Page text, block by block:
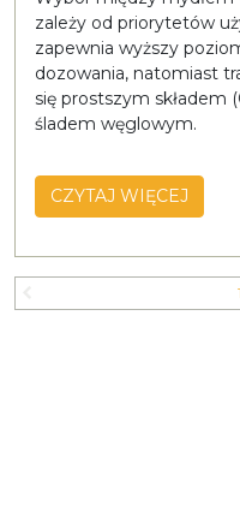
zależy od priorytetów
zapewnia wyższy
dozowania, natomiast
się prostszym składem
śladem węglowym.
CZYTAJ WIĘCEJ
1